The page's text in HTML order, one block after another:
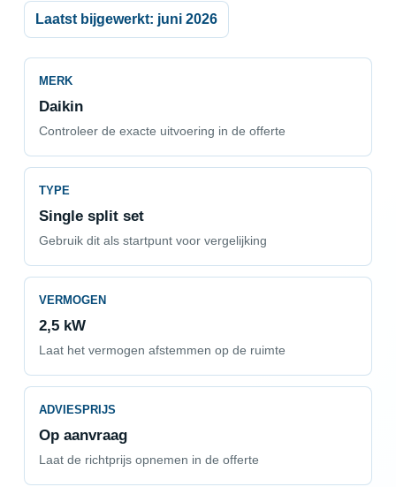
Laatst bijgewerkt: juni 2026
MERK
Daikin
Controleer de exacte uitvoering in de offerte
TYPE
Single split set
Gebruik dit als startpunt voor vergelijking
VERMOGEN
2,5 kW
Laat het vermogen afstemmen op de ruimte
ADVIESPRIJS
Op aanvraag
Laat de richtprijs opnemen in de offerte